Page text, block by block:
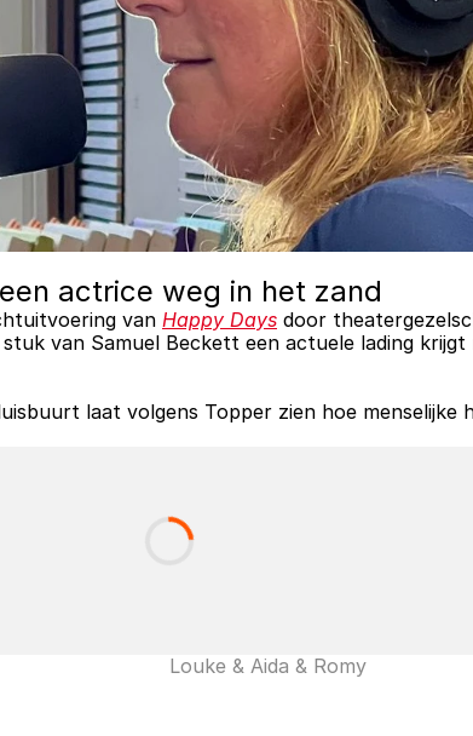
actrice weg in het zand
van Happy Days door
van Samuel Beckett een actuele lading
laat volgens Topper zien hoe
Louke & Aida & Romy